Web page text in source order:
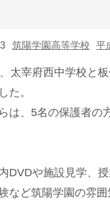
筑陽学園高等学校 平
太宰府西中学校と
た。
は、5名の保護者の
DVDや施設見学、
など筑陽学園の雰